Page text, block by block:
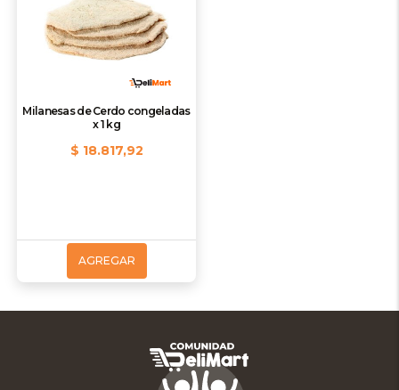
Milanesas de Cerdo congeladas
x 1 kg
$ 18.817,92
AGREGAR